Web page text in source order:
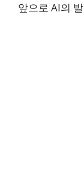
앞으로 AI의